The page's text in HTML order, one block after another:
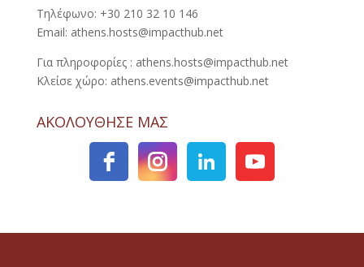
Τηλέφωνο: +30 210 32 10 146
Email: athens.hosts@impacthub.net
Για πληροφορίες : athens.hosts@impacthub.net
Κλείσε χώρο: athens.events@impacthub.net
ΑΚΟΛΟΥΘΗΣΕ ΜΑΣ